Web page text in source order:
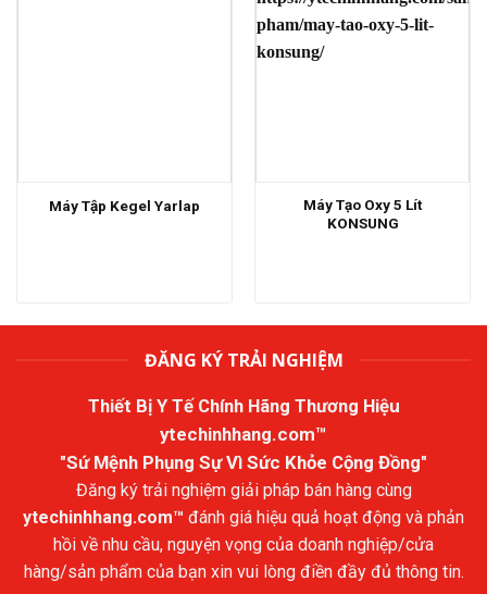
Máy Tập Kegel Yarlap
Máy Tạo Oxy 5 Lít
KONSUNG
ĐĂNG KÝ TRẢI NGHIỆM
Thiết Bị Y Tế Chính Hãng Thương Hiệu
ytechinhhang.com™
"Sứ Mệnh Phụng Sự Vì Sức Khỏe Cộng Đồng"
Đăng ký trải nghiệm giải pháp bán hàng cùng
ytechinhhang.com™ đánh giá hiệu quả hoạt động và phản
hồi về nhu cầu, nguyện vọng của doanh nghiệp/cửa
hàng/sản phẩm của bạn xin vui lòng điền đầy đủ thông tin.